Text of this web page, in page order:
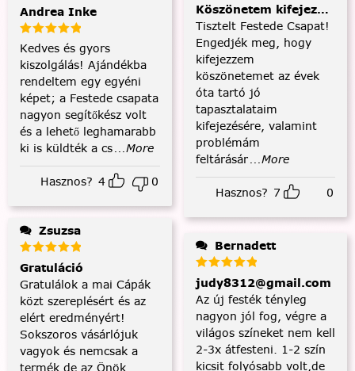
Andrea Inke
Kedves és gyors
kiszolgálás! Ajándékba
rendeltem egy egyéni
képet; a Festede csapata
nagyon segítőkész volt
és a lehető leghamarabb
ki is küldték a cs...More
Hasznos? 4 0
Zsuzsa
Gratuláció
Gratulálok a mai Cápák
közt szereplésért és az
elért eredményért!
Sokszoros vásárlójuk
vagyok és nemcsak a
termék de az Önök
Köszönetem kifejezése
Tisztelt Festede Csapat!
Engedjék meg, hogy
kifejezzem
köszönetemet az évek
óta tartó jó
tapasztalataim
kifejezésére, valamint
problémám
feltárásár...More
Hasznos? 7 0
Bernadett
judy8312@gmail.com
Az új festék tényleg
nagyon jól fog, végre a
világos színeket nem kell
2-3x átfesteni. 1-2 szín
kicsit folyósabb volt,de